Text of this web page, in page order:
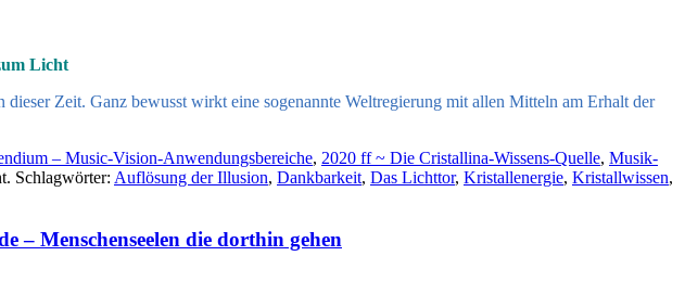
Licht
Zeit. Ganz bewusst wirkt eine sogenannte Weltregierung mit allen Mitteln am Erhalt der
– Music-Vision-Anwendungsbereiche, 2020 ff ~ Die Cristallina-Wissens-Quelle, Musik-
Schlagwörter: Auflösung der Illusion, Dankbarkeit, Das Lichttor, Kristallenergie, Kristallwissen,
Menschenseelen die dorthin gehen